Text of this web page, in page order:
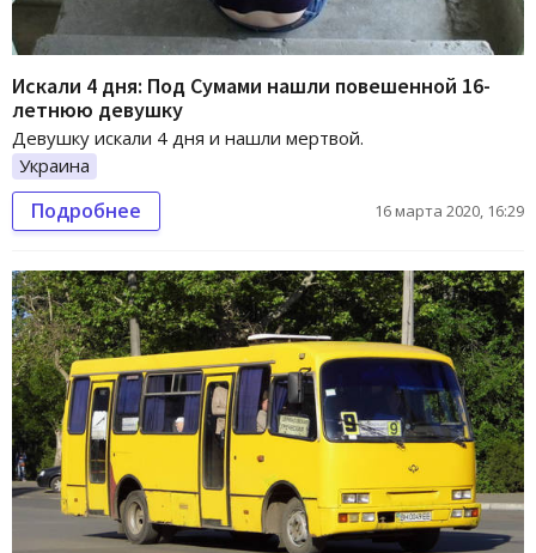
Искали 4 дня: Под Сумами нашли повешенной 16-
летнюю девушку
Девушку искали 4 дня и нашли мертвой.
Украина
Подробнее 16 марта 2020, 16:29